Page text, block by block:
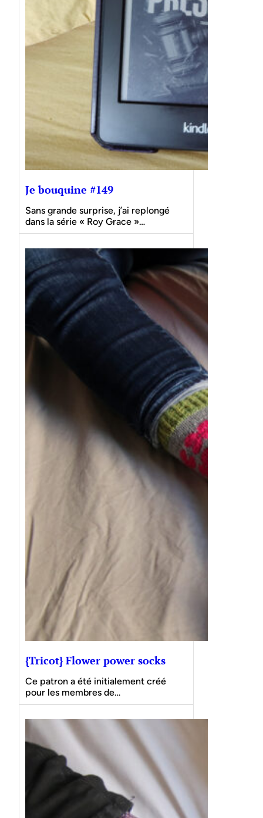
Je bouquine #149
Sans grande surprise, j’ai replongé
dans la série « Roy Grace »…
{Tricot} Flower power socks
Ce patron a été initialement créé
pour les membres de…